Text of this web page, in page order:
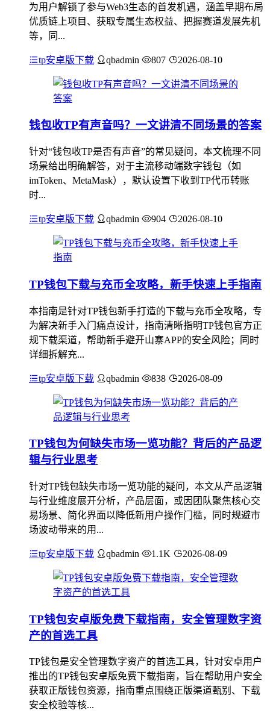
为用户解锁了参与Web3生态的首发机遇，涵盖早期布局
优质链上项目、获取专属生态权益、把握赛道发展先机
等，同...
tp安卓版下载 qbadmin 807 2026-08-10
钱包收TP有声音吗？一文讲清不同场景的答案
针对“钱包收TP是否有声音”的常见疑问，本文梳理不同
场景给出明确解答，对于主流移动端数字钱包（如
imToken、MetaMask），默认设置下收到TP代币转账
时...
tp安卓版下载 qbadmin 904 2026-08-10
TP钱包下载与充币全攻略，新手快速上手指南
本指南是针对TP钱包新手打造的下载与充币全攻略，专
为解决新手入门痛点设计，指南清晰指明TP钱包官方正
规下载渠道，帮助新手避开山寨APP的安全风险；同时
详细拆解充...
tp安卓版下载 qbadmin 838 2026-08-09
TP钱包为何缺失市场一览功能？背后的产品逻
辑与行业思考
针对TP钱包缺失市场一览功能的疑问，本文从产品逻辑
与行业维度展开分析，产品层面，或因团队聚焦核心交
易场景、简化界面以降低新用户操作门槛，同时规避市
场波动带来的用...
tp安卓版下载 qbadmin 1.1K 2026-08-09
TP钱包安卓版免费下载指南，安全管理数字资
产的首选工具
TP钱包是安全管理数字资产的首选工具，针对安卓用户
推出的TP钱包安卓版免费下载指南，旨在帮助用户安全
获取正版钱包资源，指南重点围绕正版渠道甄别、下载
安全校验等核...